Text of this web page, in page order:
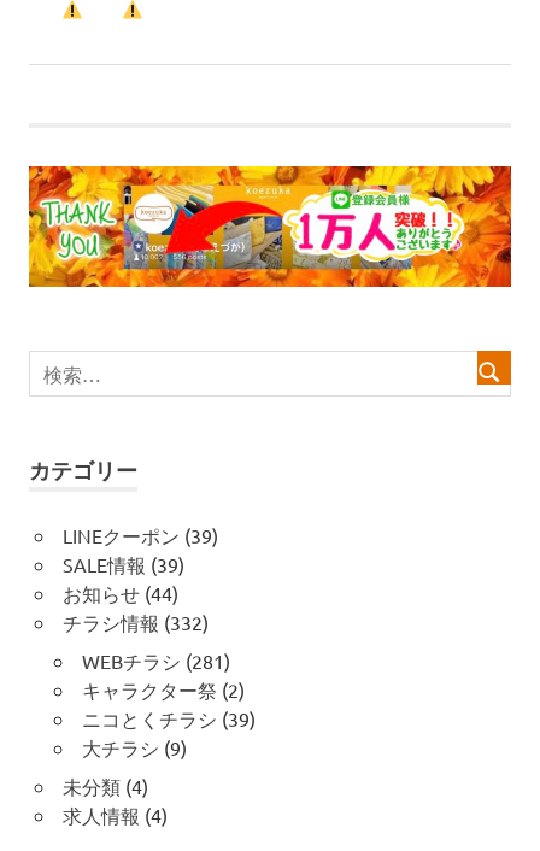
稿
ビ
ゲ
ー
ョ
記
カテゴリー
LINEクーポン (39)
SALE情報 (39)
お知らせ(44)
チラシ情報 (332)
WEBチラシ (281)
キャラクター祭 (2)
ニコとくチラシ (39)
大チラシ (9)
未分類(4)
求人情報 (4)